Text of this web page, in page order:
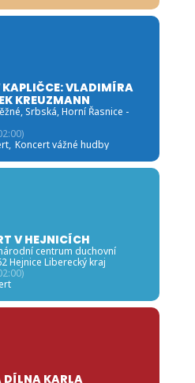
KAPLIČCE: VLADIMÍRA
KREUZMANN
Srbská, Horní Řasnice -
Koncert vážné hudby
V HEJNICÍCH
centrum duchovní
Hejnice Liberecký kraj
DÍLNA KARLA